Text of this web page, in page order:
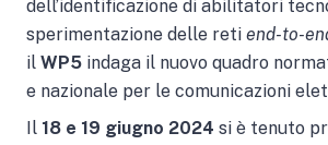
dell’identificazione di abilitatori
sperimentazione delle reti end-to-
il WP5 indaga il nuovo quadro
e nazionale per le comunicazioni
Il 18 e 19 giugno 2024 si è tenuto